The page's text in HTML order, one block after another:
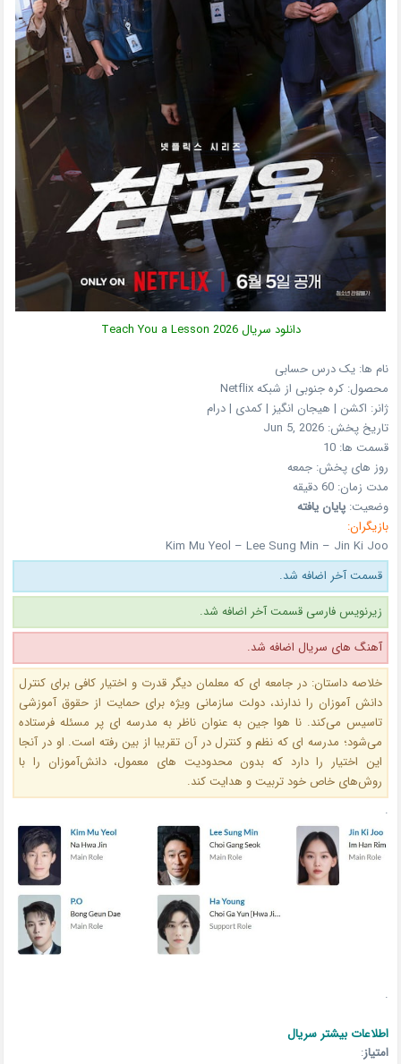
دانلود سریالTeach You a Lesson 2026
نام ها: یک درس حسابی
محصول:کره جنوبی از شبکهNetflix
ژانر: اکشن | هیجان انگیز | کمدی | درام
تاریخ پخش: Jun 5, 2026
قسمت ها:10
روز های پخش:جمعه
مدت زمان:60 دقیقه
وضعیت: پایان یافته
بازیگران:
Kim Mu Yeol – Lee Sung Min – Jin Ki Joo
قسمت آخر اضافه شد.
زیرنویس فارسی قسمت آخر اضافه شد.
آهنگ های سریال اضافه شد.
خلاصه داستان: در جامعه‌ ای که معلمان دیگر قدرت و اختیار کافی برای کنترل
دانش‌ آموزان را ندارند، دولت سازمانی ویژه برای حمایت از حقوق آموزشی
تاسیس می‌کند. نا هوا جین به عنوان ناظر به مدرسه‌ ای پر مسئله فرستاده
می‌شود؛ مدرسه‌ ای که نظم و کنترل در آن تقریبا از بین رفته است. او در آنجا
این اختیار را دارد که بدون محدودیت‌ های معمول، دانش‌آموزان را با
روش‌های خاص خود تربیت و هدایت کند.
.
.
اطلاعات بیشتر سریال
امتیاز: